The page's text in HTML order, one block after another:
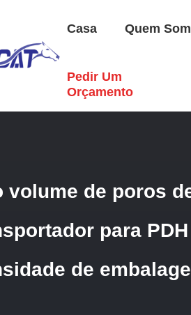
Casa Quem
Pedir Um
Orçamento
Portador De Alumínio PDH
volume de poros
para PDH
de